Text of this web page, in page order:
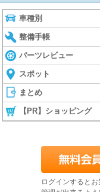
車種別
整備手帳
パーツレビュー
スポット
まとめ
【PR】ショッピング
ログインすると